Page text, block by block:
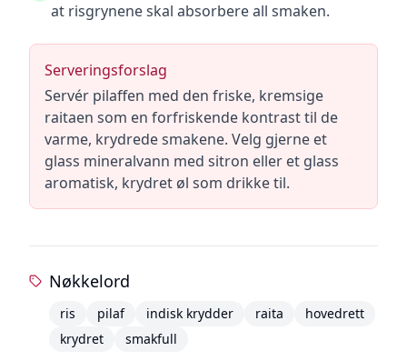
at risgrynene skal absorbere all smaken.
Serveringsforslag
Servér pilaffen med den friske, kremsige
raitaen som en forfriskende kontrast til de
varme, krydrede smakene. Velg gjerne et
glass mineralvann med sitron eller et glass
aromatisk, krydret øl som drikke til.
Nøkkelord
ris pilaf indisk krydder raita
hovedrett
krydret
smakfull